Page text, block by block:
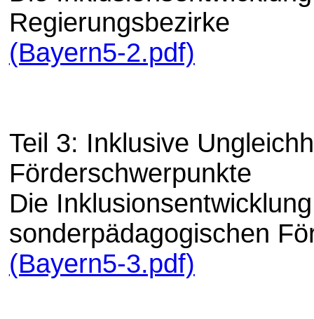
Regierungsbezirke
(Bayern5-2.pdf)
Teil 3: Inklusive
Förderschwerpunkte
Die
sonderpädagogischen
(Bayern5-3.pdf)